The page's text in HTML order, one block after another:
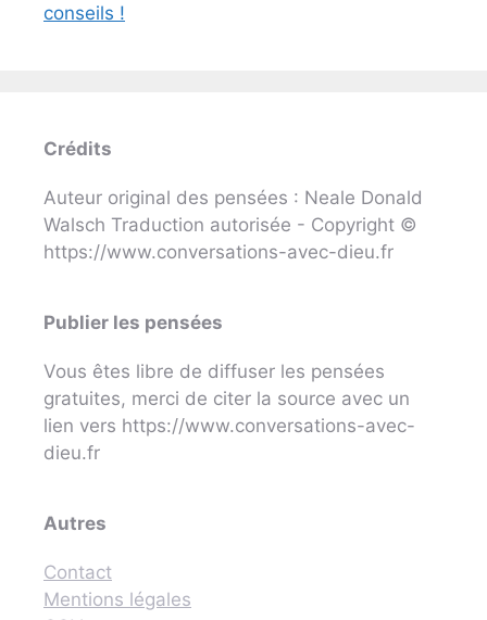
conseils !
Crédits
Auteur original des pensées : Neale Donald
Walsch Traduction autorisée - Copyright ©
https://www.conversations-avec-dieu.fr
Publier les pensées
Vous êtes libre de diffuser les pensées
gratuites, merci de citer la source avec un
lien vers https://www.conversations-avec-
dieu.fr
Autres
Contact
Mentions légales